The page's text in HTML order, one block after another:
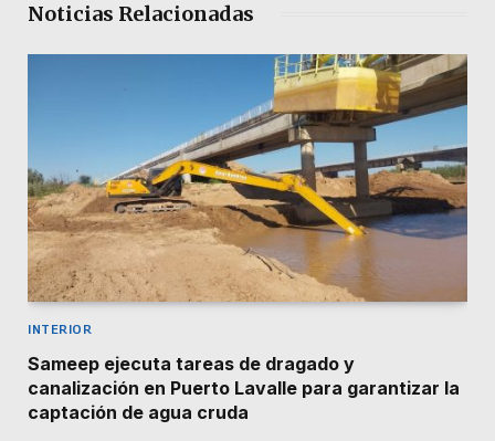
Noticias Relacionadas
INTERIOR
Sameep ejecuta tareas de dragado y
canalización en Puerto Lavalle para garantizar la
captación de agua cruda